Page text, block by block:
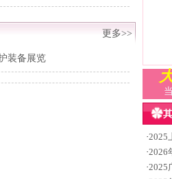
更多>>
装备展览
·2025
·2026
·2025